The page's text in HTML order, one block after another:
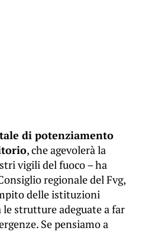
di potenziamento
, che agevolerà la
vigili del fuoco – ha
regionale del Fvg,
delle istituzioni
strutture adeguate a far
Se pensiamo a